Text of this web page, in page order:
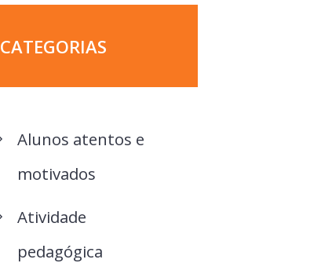
CATEGORIAS
Alunos atentos e
motivados
Atividade
pedagógica